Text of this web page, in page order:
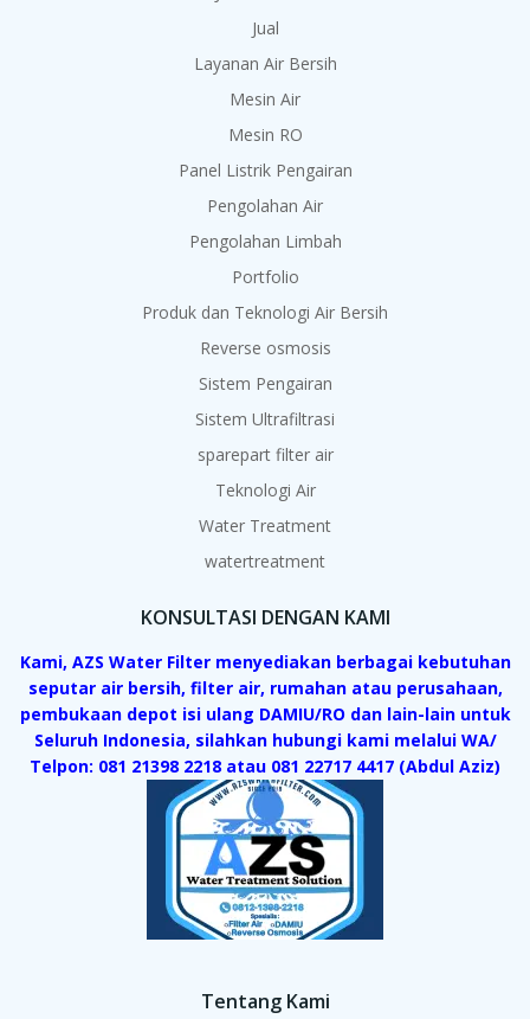
Jual
Layanan Air Bersih
Mesin Air
Mesin RO
Panel Listrik Pengairan
Pengolahan Air
Pengolahan Limbah
Portfolio
Produk dan Teknologi Air Bersih
Reverse osmosis
Sistem Pengairan
Sistem Ultrafiltrasi
sparepart filter air
Teknologi Air
Water Treatment
watertreatment
KONSULTASI DENGAN KAMI
Kami, AZS Water Filter menyediakan berbagai kebutuhan
seputar air bersih, filter air, rumahan atau perusahaan,
pembukaan depot isi ulang DAMIU/RO dan lain-lain untuk
Seluruh Indonesia, silahkan hubungi kami melalui WA/
Telpon: 081 21398 2218 atau 081 22717 4417 (Abdul Aziz)
Tentang Kami